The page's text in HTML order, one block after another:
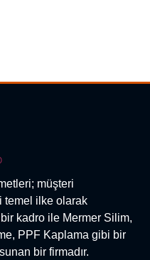
müşteri
temel ilke olarak
kadro ile Mermer Silim,
PPF Kaplama gibi bir
bir firmadır.